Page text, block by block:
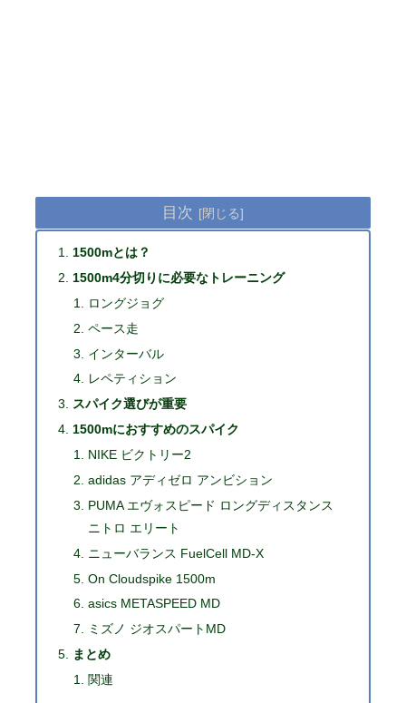
目次
1500mとは？
1500m4分切りに必要なトレーニング
ロングジョグ
ペース走
インターバル
レペティション
スパイク選びが重要
1500mにおすすめのスパイク
NIKE ビクトリー2
adidas アディゼロ アンビション
PUMA エヴォスピード ロングディスタンス
ニトロ エリート
ニューバランス FuelCell MD-X
On Cloudspike 1500m
asics METASPEED MD
ミズノ ジオスパートMD
まとめ
関連